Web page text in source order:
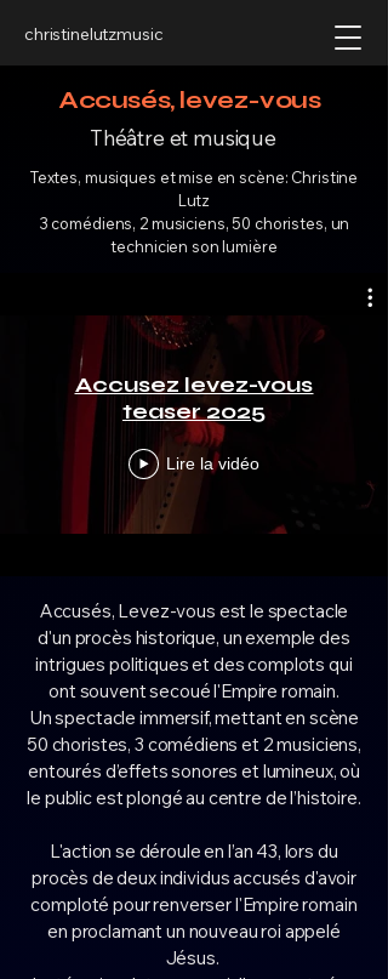
christinelutzmusic
Accusés, levez-vous
Théâtre et musique
Textes, musiques et mise en scène: Christine
Lutz
3 comédiens, 2 musiciens, 50 choristes, un
technicien son lumière
Accusez levez-vous
teaser 2025
Lire la vidéo
Accusés, Levez-vous est le spectacle
d'un procès historique, un exemple des
intrigues politiques et des complots qui
ont souvent secoué l'Empire romain.
Un spectacle immersif, mettant en scène
50 choristes, 3 comédiens et 2 musiciens,
entourés d’effets sonores et lumineux, où
le public est plongé au centre de l’histoire.
L'action se déroule en l’an 43, lors du
procès de deux individus accusés d'avoir
comploté pour renverser l'Empire romain
en proclamant un nouveau roi appelé
Jésus.